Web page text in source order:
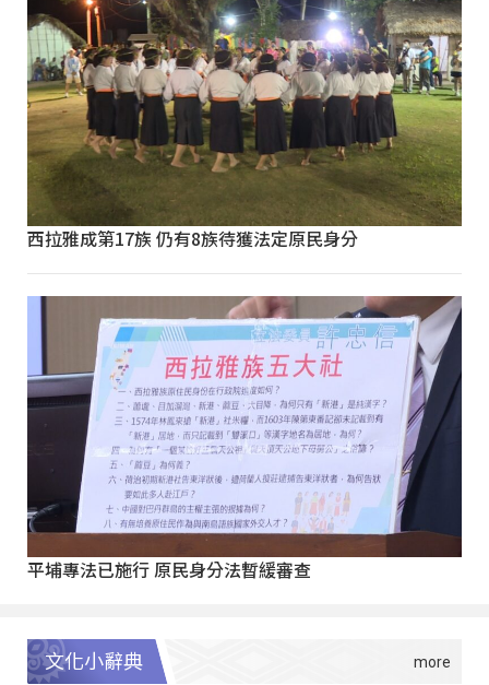
西拉雅成第17族 仍有8族待獲法定原民身分
平埔專法已施行 原民身分法暫緩審查
文化小辭典